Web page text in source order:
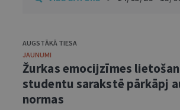
AUGSTĀKĀ TIESA
JAUNUMI
Žurkas emocijzīmes
studentu sarakstē pārkāpj
normas